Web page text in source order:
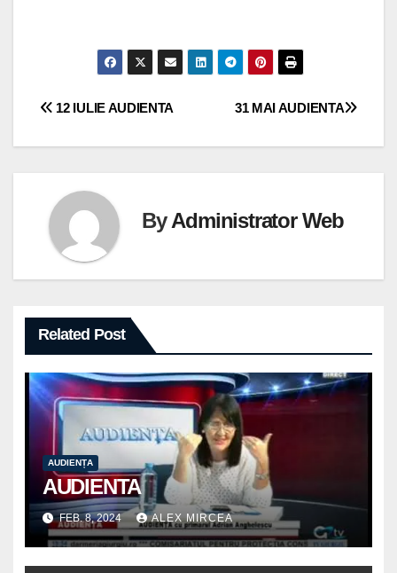
Navigare
în
articole
31 MAI AUDIENTA
12 IULIE AUDIENTA
ByAdministrator Web
Related Post
AUDIENȚA
AUDIENTA
FEB. 8, 2024 ALEX MIRCEA